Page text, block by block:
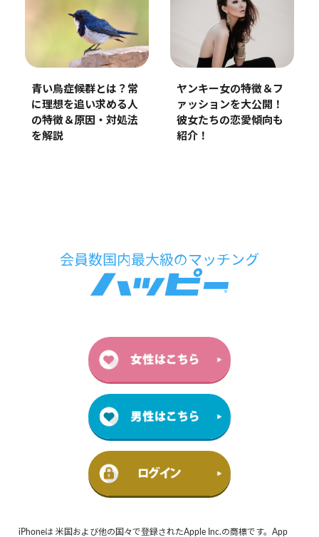
青い鳥症候群とは？常
に理想を追い求める人
の特徴＆原因・対処法
を解説
ヤンキー女の特徴＆フ
ァッションを大公開！
彼女たちの恋愛傾向も
紹介！
iPhoneは 米国および他の国々で登録されたApple Inc.の商標です。App